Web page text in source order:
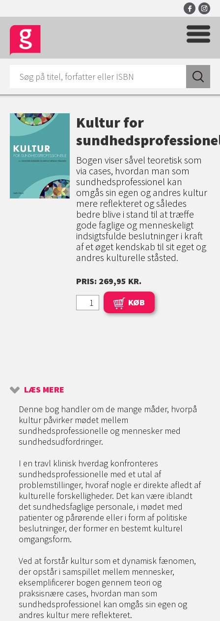
Kultur for
Bogen viser såvel teoretisk som
via cases, hvordan man som
sundhedsprofessionel kan
omgås sin egen og andres kultur
mere reflekteret og således
bedre blive i stand til at træffe
gode faglige og menneskeligt
indsigtsfulde beslutninger i kraft
af et øget kendskab til sit eget og
andres kulturelle ståsted.
PRIS: 269,95 KR.
KØB
LÆS MERE
Denne bog handler om de mange måder, hvorpå
kultur påvirker mødet mellem
sundhedsprofessionelle og mennesker med
sundhedsudfordringer.
I en travl klinisk hverdag konfronteres
sundhedsprofessionelle med et utal af
problemstillinger, hvoraf nogle er direkte afledt af
kulturelle forskelligheder. Det kan være iblandt
det sundhedsfaglige personale, i mødet med
patienter og pårørende eller i form af politiske
beslutninger, der former en bestemt kulturel
omgangsform.
Ved at forstår kultur som et dynamisk fænomen,
der opstår i samspillet mellem mennesker,
eksemplificerer bogen gennem teori og
praksisnære cases, hvordan man som
sundhedsprofessionel kan omgås sin egen og
andres kultur mere reflekteret.